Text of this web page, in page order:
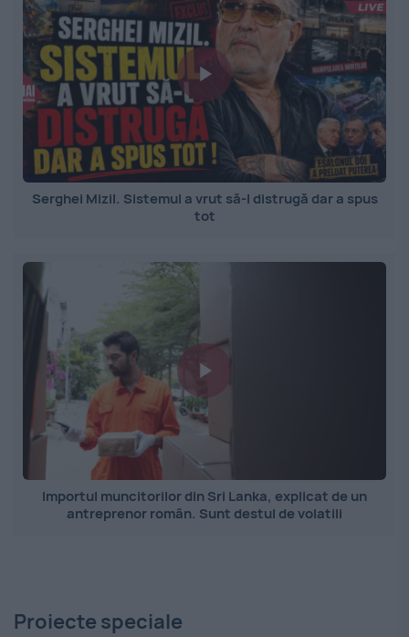
Serghei Mizil. Sistemul a vrut să-l distrugă dar a spus
tot
Importul muncitorilor din Sri Lanka, explicat de un
antreprenor român. Sunt destul de volatili
Proiecte speciale